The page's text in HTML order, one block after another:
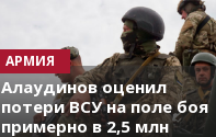
АРМИЯ
Алаудинов оценил
потери ВСУ на поле боя
примерно в 2,5 млн